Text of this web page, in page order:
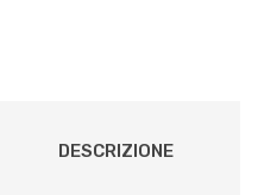
DESCRIZIONE